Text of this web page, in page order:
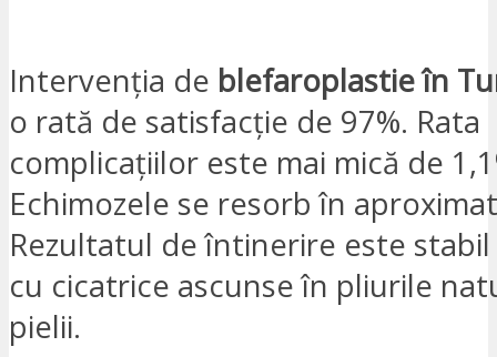
Intervenția de blefaroplastie în
o rată de satisfacție de 97%. Rata
complicațiilor este mai mică de
Echimozele se resorb în
Rezultatul de întinerire este
cu cicatrice ascunse în pliurile
pielii.